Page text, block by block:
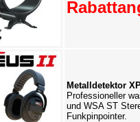
Metalldetektor
Professioneller
und WSA ST
Funkpinpointer.